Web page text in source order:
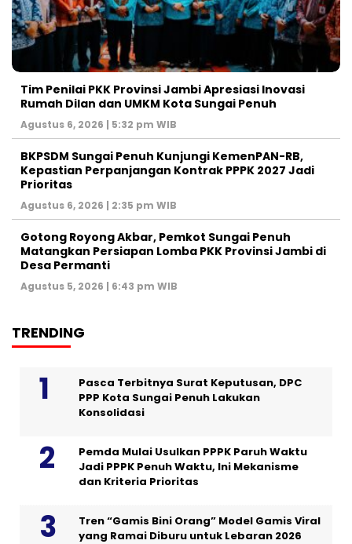
Tim Penilai PKK Provinsi Jambi Apresiasi Inovasi
Rumah Dilan dan UMKM Kota Sungai Penuh
Agustus 6, 2026 | 5:32 pm WIB
BKPSDM Sungai Penuh Kunjungi KemenPAN-RB,
Kepastian Perpanjangan Kontrak PPPK 2027 Jadi
Prioritas
Agustus 6, 2026 | 2:35 pm WIB
Gotong Royong Akbar, Pemkot Sungai Penuh
Matangkan Persiapan Lomba PKK Provinsi Jambi di
Desa Permanti
Agustus 5, 2026 | 6:43 pm WIB
TRENDING
Pasca Terbitnya Surat Keputusan, DPC
PPP Kota Sungai Penuh Lakukan
Konsolidasi
Pemda Mulai Usulkan PPPK Paruh Waktu
Jadi PPPK Penuh Waktu, Ini Mekanisme
dan Kriteria Prioritas
Tren “Gamis Bini Orang” Model Gamis Viral
yang Ramai Diburu untuk Lebaran 2026